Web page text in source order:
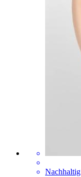
Nachhaltig